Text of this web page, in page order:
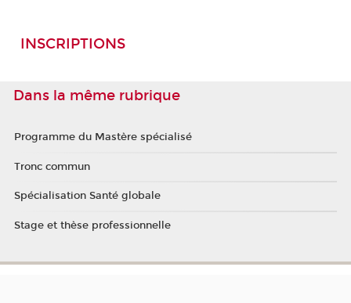
INSCRIPTIONS
Dans la même rubrique
Programme du Mastère spécialisé
Tronc commun
Spécialisation Santé globale
Stage et thèse professionnelle